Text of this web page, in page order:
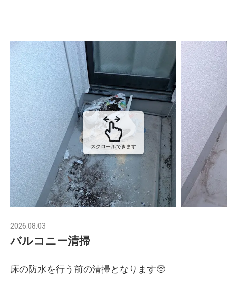
スクロールできます
2026.08.03
バルコニー清掃
床の防水を行う前の清掃となります🥺